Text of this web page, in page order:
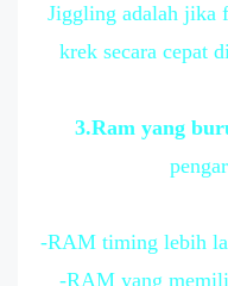
Jiggling adalah jika
krek secara cepat
3.Ram yang
-RAM timing lebih
-RAM yang